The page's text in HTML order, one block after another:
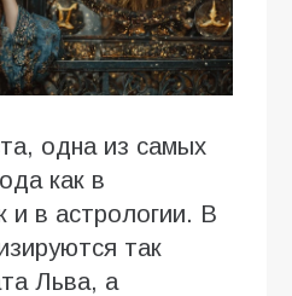
одна из самых
как в
и в астрологии. В
так
Льва, а